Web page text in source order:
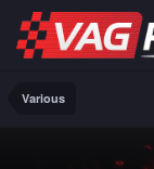
Various